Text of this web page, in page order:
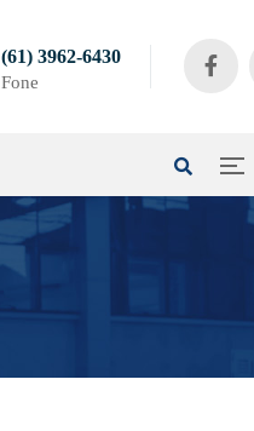
(61) 3962-6430
Fone